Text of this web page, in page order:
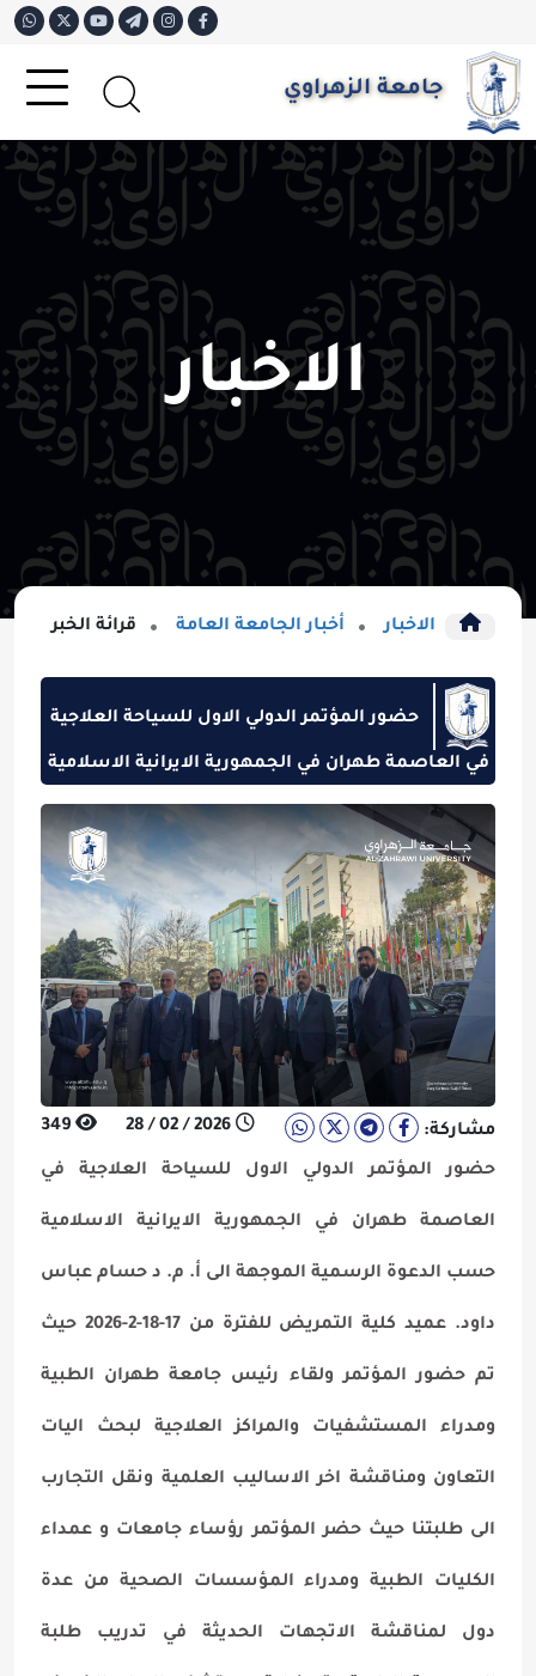
جامعة الزهراوي
الاخبار
الاخبار أخبار الجامعة العامة قرائة الخبر
حضور المؤتمر الدولي الاول للسياحة العلاجية
في العاصمة طهران في الجمهورية الايرانية الاسلامية
مشاركة:
حضور المؤتمر الدولي الاول للسياحة العلاجية في
العاصمة طهران في الجمهورية الايرانية الاسلامية
حسب الدعوة الرسمية الموجهة الى أ. م. د حسام عباس
داود. عميد كلية التمريض للفترة من 17-18-2-2026 حيث
تم حضور المؤتمر ولقاء رئيس جامعة طهران الطبية
ومدراء المستشفيات والمراكز العلاجية لبحث اليات
التعاون ومناقشة اخر الاساليب العلمية ونقل التجارب
الى طلبتنا حيث حضر المؤتمر رؤساء جامعات و عمداء
الكليات الطبية ومدراء المؤسسات الصحية من عدة
دول لمناقشة الاتجهات الحديثة في تدريب طلبة